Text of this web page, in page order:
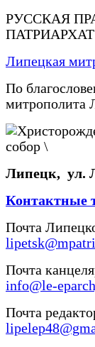
РУССКАЯ
ПАТРИАРХАТ
Липецкая
По
митрополита
Липецк, ул.
Контактные
Почта
Почта
info@le-
Почта